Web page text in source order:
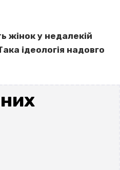
жінок у недалекій
ідеологія надовго